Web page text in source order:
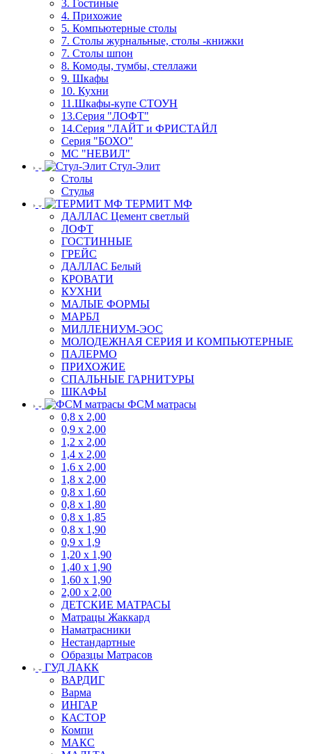
3. Гостиные
4. Прихожие
5. Компьютерные столы
7. Столы журнальные, столы -книжки
7. Столы шпон
8. Комоды, тумбы, стеллажи
9. Шкафы
10. Кухни
11.Шкафы-купе СТОУН
13.Серия "ЛОФТ"
14.Серия "ЛАЙТ и ФРИСТАЙЛ
Серия "БОХО"
МС "НЕВИЛ"
Стул-Элит
Столы
Стулья
ТЕРМИТ МФ
ДАЛЛАС Цемент светлый
ЛОФТ
ГОСТИННЫЕ
ГРЕЙС
ДАЛЛАС Белый
КРОВАТИ
КУХНИ
МАЛЫЕ ФОРМЫ
МАРБЛ
МИЛЛЕНИУМ-ЭОС
МОЛОДЕЖНАЯ СЕРИЯ И КОМПЬЮТЕРНЫЕ
ПАЛЕРМО
ПРИХОЖИЕ
СПАЛЬНЫЕ ГАРНИТУРЫ
ШКАФЫ
ФСМ матрасы
0,8 х 2,00
0,9 х 2,00
1,2 х 2,00
1,4 х 2,00
1,6 х 2,00
1,8 х 2,00
0,8 х 1,60
0,8 х 1,80
0,8 х 1,85
0,8 х 1,90
0,9 х 1,9
1,20 х 1,90
1,40 х 1,90
1,60 х 1,90
2,00 х 2,00
ДЕТСКИЕ МАТРАСЫ
Матрацы Жаккард
Наматрасники
Нестандартные
Образцы Матрасов
ГУД ЛАКК
ВАРДИГ
Варма
ИНГАР
КАСТОР
Компи
МАКС